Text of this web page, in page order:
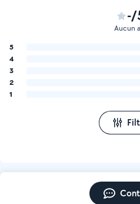
-/
Aucun
5
4
3
2
1